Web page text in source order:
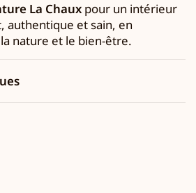
La Chaux pour un intérieur
authentique et sain, en
nature et le bien-être.